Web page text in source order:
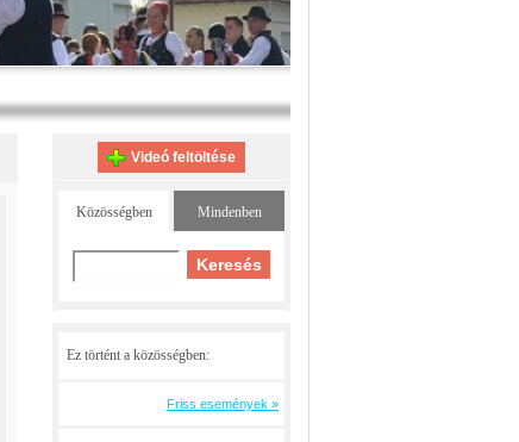
Videó feltöltése
Közösségben Mindenben
Ez történt a közösségben:
Friss események »